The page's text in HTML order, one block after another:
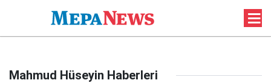
Mahmud Hüseyin Haberleri